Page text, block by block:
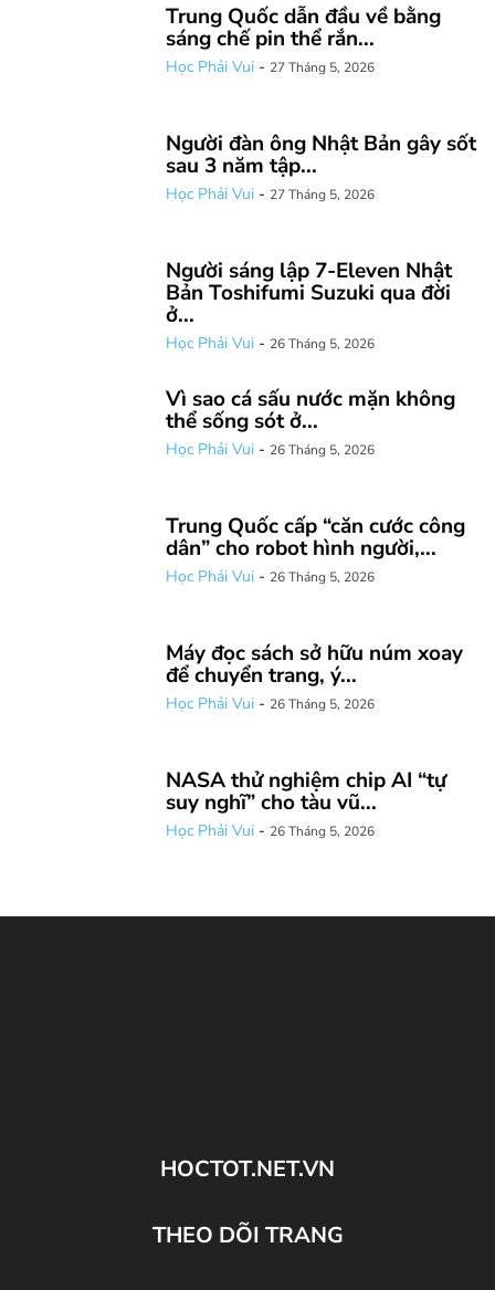
Trung Quốc dẫn đầu về bằng
sáng chế pin thể rắn...
Học Phải Vui - 27 Tháng 5, 2026
Người đàn ông Nhật Bản gây sốt
sau 3 năm tập...
Học Phải Vui - 27 Tháng 5, 2026
Người sáng lập 7-Eleven Nhật
Bản Toshifumi Suzuki qua đời
ở...
Học Phải Vui - 26 Tháng 5, 2026
Vì sao cá sấu nước mặn không
thể sống sót ở...
Học Phải Vui - 26 Tháng 5, 2026
Trung Quốc cấp “căn cước công
dân” cho robot hình người,...
Học Phải Vui - 26 Tháng 5, 2026
Máy đọc sách sở hữu núm xoay
để chuyển trang, ý...
Học Phải Vui - 26 Tháng 5, 2026
NASA thử nghiệm chip AI “tự
suy nghĩ” cho tàu vũ...
Học Phải Vui - 26 Tháng 5, 2026
HOCTOT.NET.VN
THEO DÕI TRANG